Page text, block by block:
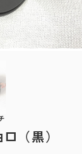
（黒）